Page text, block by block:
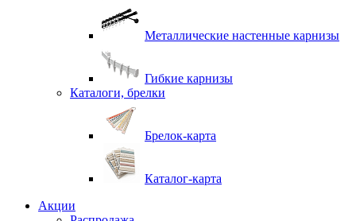
Металлические настенные карнизы
Гибкие карнизы
Каталоги, брелки
Брелок-карта
Каталог-карта
Акции